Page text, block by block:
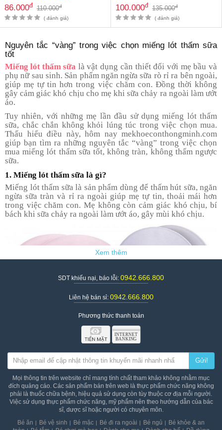
86.000đ 110.000đ
( đánh giá)
100.000đ 135.000đ
( đánh giá)
Nguyên tắc “vàng” trong việc chọn miếng lót thấm sữa
tốt
Miếng lót thấm sữa là vật dụng cần thiết đối với mẹ bầu và
phụ nữ sau sinh. Sản phấm ngăn ngừa sữa rò rỉ ra bên ngoài,
giúp mẹ tự tin hơn trong việc chăm con. Đồng thời không
gây cảm giác khó chịu cho mẹ khi sữa chảy ra ngoài làm ướt
áo.
Tuy nhiên, với những mẹ lần đầu sử dụng miếng lót thấm
sữa, chắc chắn không khỏi lúng túc trong việc chọn mua.
Thấu hiểu điều này, hôm nay mekhoeconthongminh.com
giúp bạn tìm ra những nguyên tắc “vàng” trong việc chọn
mua miếng lót thấm sữa tốt, không tràn, không thấm ngược
sữa.
1. Miếng lót thấm sữa là gì?
Miếng lót thấm sữa là sản phẩm dùng để thấm hút sữa, ngăn
ngừa sữa tràn và rỉ ra ngoài giúp mẹ tự tin, thoải mái hơn
trong việc chăm con. Mẹ không còn cảm giác khó chịu, bí
bách khi sữa chảy ra ngoài làm ướt áo, gây mùi khó chịu.
Miếng lót thấm sữa là sản phẩm giúp ngăn ngừa sữa tràn ra
bên ngoài
2. Ưu điểm của miếng lót thấm sữa
Thiết kế hình tròn, dạng vòm dễ dàng ôm sát vào bầu
SDT khiếu nại, báo lỗi: 0942.666.800
Liên hệ bán sỉ: 0942.666.800
Phương thức thanh toán
Gửi!
Mọi thông tin trên website chỉ mang tính chất tham khảo không nhằm mục
đích quảng cáo. Các sản phẩm bán trên web là thực phẩm chức năng không
phải là thuốc chữa bệnh, hiệu quả sử dụng còn tùy thuộc cơ địa mỗi người.
Việc sử dụng thực phẩm chức năng, mỹ phẩm nên theo hướng dẫn của bác
sĩ, dược sĩ hoặc người có chuyên môn.
Bé ăn
Bé vệ sinh Bé mặc Bé đi ra ngoài Bé ngủ
Bé khỏe & an